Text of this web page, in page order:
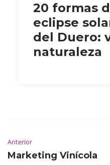
20 formas
eclipse
del Duero:
naturaleza
Anterior
Marketing Vinícola